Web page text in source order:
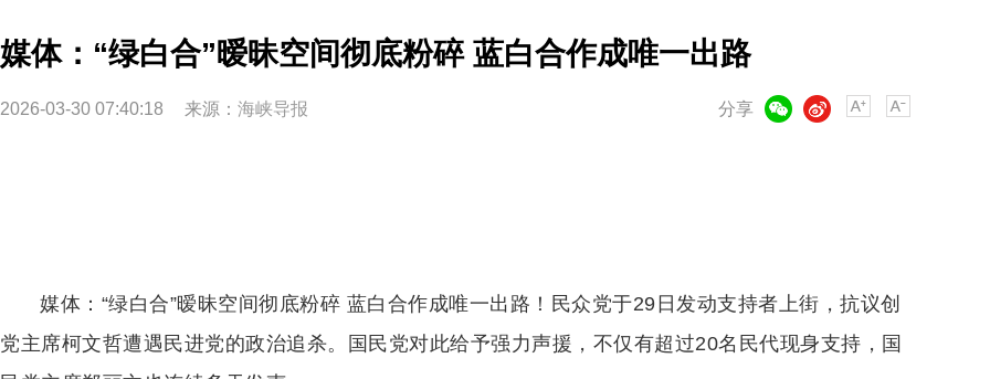
媒体：“绿白合”暧昧空间彻底粉碎 蓝白合作成唯一出路
2026-03-30 07:40:18 来源： 海峡导报 分享
微博
媒体：“绿白合”暧昧空间彻底粉碎 蓝白合作成唯一出路！民众党于29日发动支持者上街，抗议创
党主席柯文哲遭遇民进党的政治追杀。国民党对此给予强力声援，不仅有超过20名民代现身支持，国